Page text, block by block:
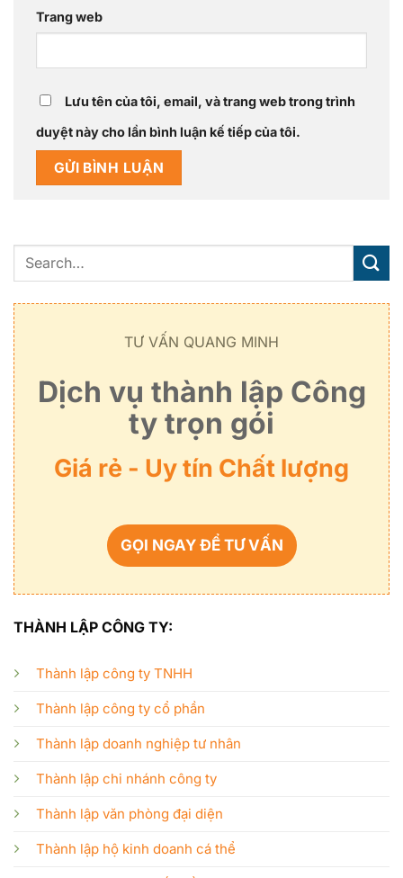
Trang web
Lưu tên của tôi, email, và trang web trong trình
duyệt này cho lần bình luận kế tiếp của tôi.
TƯ VẤN QUANG MINH
Dịch vụ thành lập Công
ty trọn gói
Giá rẻ - Uy tín Chất lượng
GỌI NGAY ĐỂ TƯ VẤN
THÀNH LẬP CÔNG TY:
Thành lập công ty TNHH
Thành lập công ty cổ phần
Thành lập doanh nghiệp tư nhân
Thành lập chi nhánh công ty
Thành lập văn phòng đại diện
Thành lập hộ kinh doanh cá thể